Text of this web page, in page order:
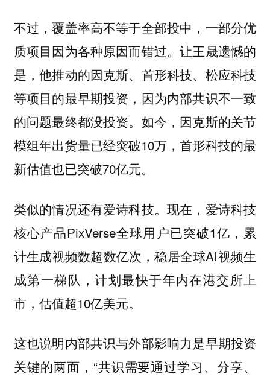
不过，覆盖率高不等于全部投中，一部分优
质项目因为各种原因而错过。让王晟遗憾的
是，他推动的因克斯、首形科技、松应科技
等项目的最早期投资，因为内部共识不一致
的问题最终都没投资。如今，因克斯的关节
模组年出货量已经突破10万，首形科技的最
新估值也已突破70亿元。
类似的情况还有爱诗科技。现在，爱诗科技
核心产品PixVerse全球用户已突破1亿，累
计生成视频数超数亿次，稳居全球AI视频生
成第一梯队，计划最快于年内在港交所上
市，估值超10亿美元。
这也说明内部共识与外部影响力是早期投资
关键的两面，“共识需要通过学习、分享、